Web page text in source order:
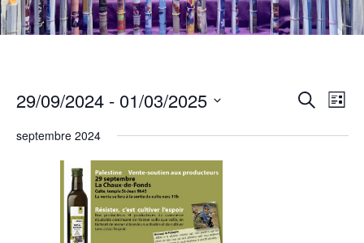
et
Recherche
de
Liste
29/09/2024 - 01/03/2025
une
date.
septembre 2024